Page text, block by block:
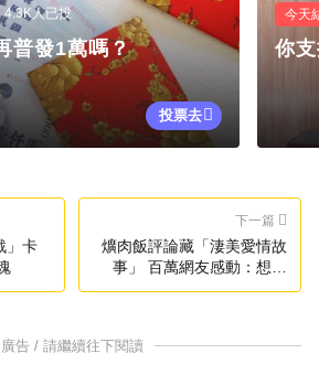
4.3K人已投
普發1萬嗎？
投票去
今天
你
」卡
下一篇
爌肉飯評論藏「淒美愛情故
事」 百萬網友感動：想吃
了！
廣告 / 請繼續往下閱讀